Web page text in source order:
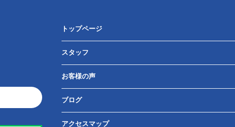
トップページ
スタッフ
お客様の声
ブログ
アクセスマップ